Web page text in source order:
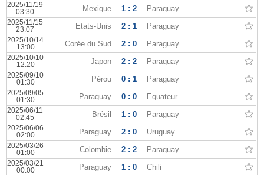
2025/11/19
03:30
Mexique 1 : 2 Paraguay
2025/11/15
23:07
États-Unis 2 : 1 Paraguay
2025/10/14
13:00
Corée du Sud 2 : 0 Paraguay
2025/10/10
12:20
Japon 2 : 2 Paraguay
2025/09/10
01:30
Pérou 0 : 1 Paraguay
2025/09/05
01:30
Paraguay 0 : 0 Équateur
2025/06/11
02:45
Brésil 1 : 0 Paraguay
2025/06/06
02:00
Paraguay 2 : 0 Uruguay
2025/03/26
01:00
Colombie 2 : 2 Paraguay
2025/03/21
00:00
Paraguay 1 : 0 Chili